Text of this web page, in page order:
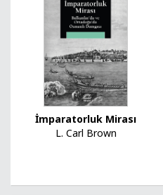
İmparatorluk Mirası
L. Carl Brown